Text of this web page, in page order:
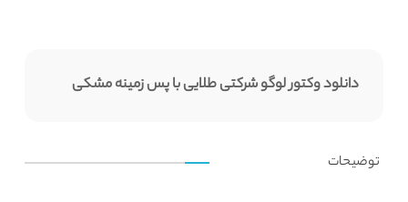
دانلود وکتور لوگو شرکتی طلایی با پس زمینه مشکی
توضیحات